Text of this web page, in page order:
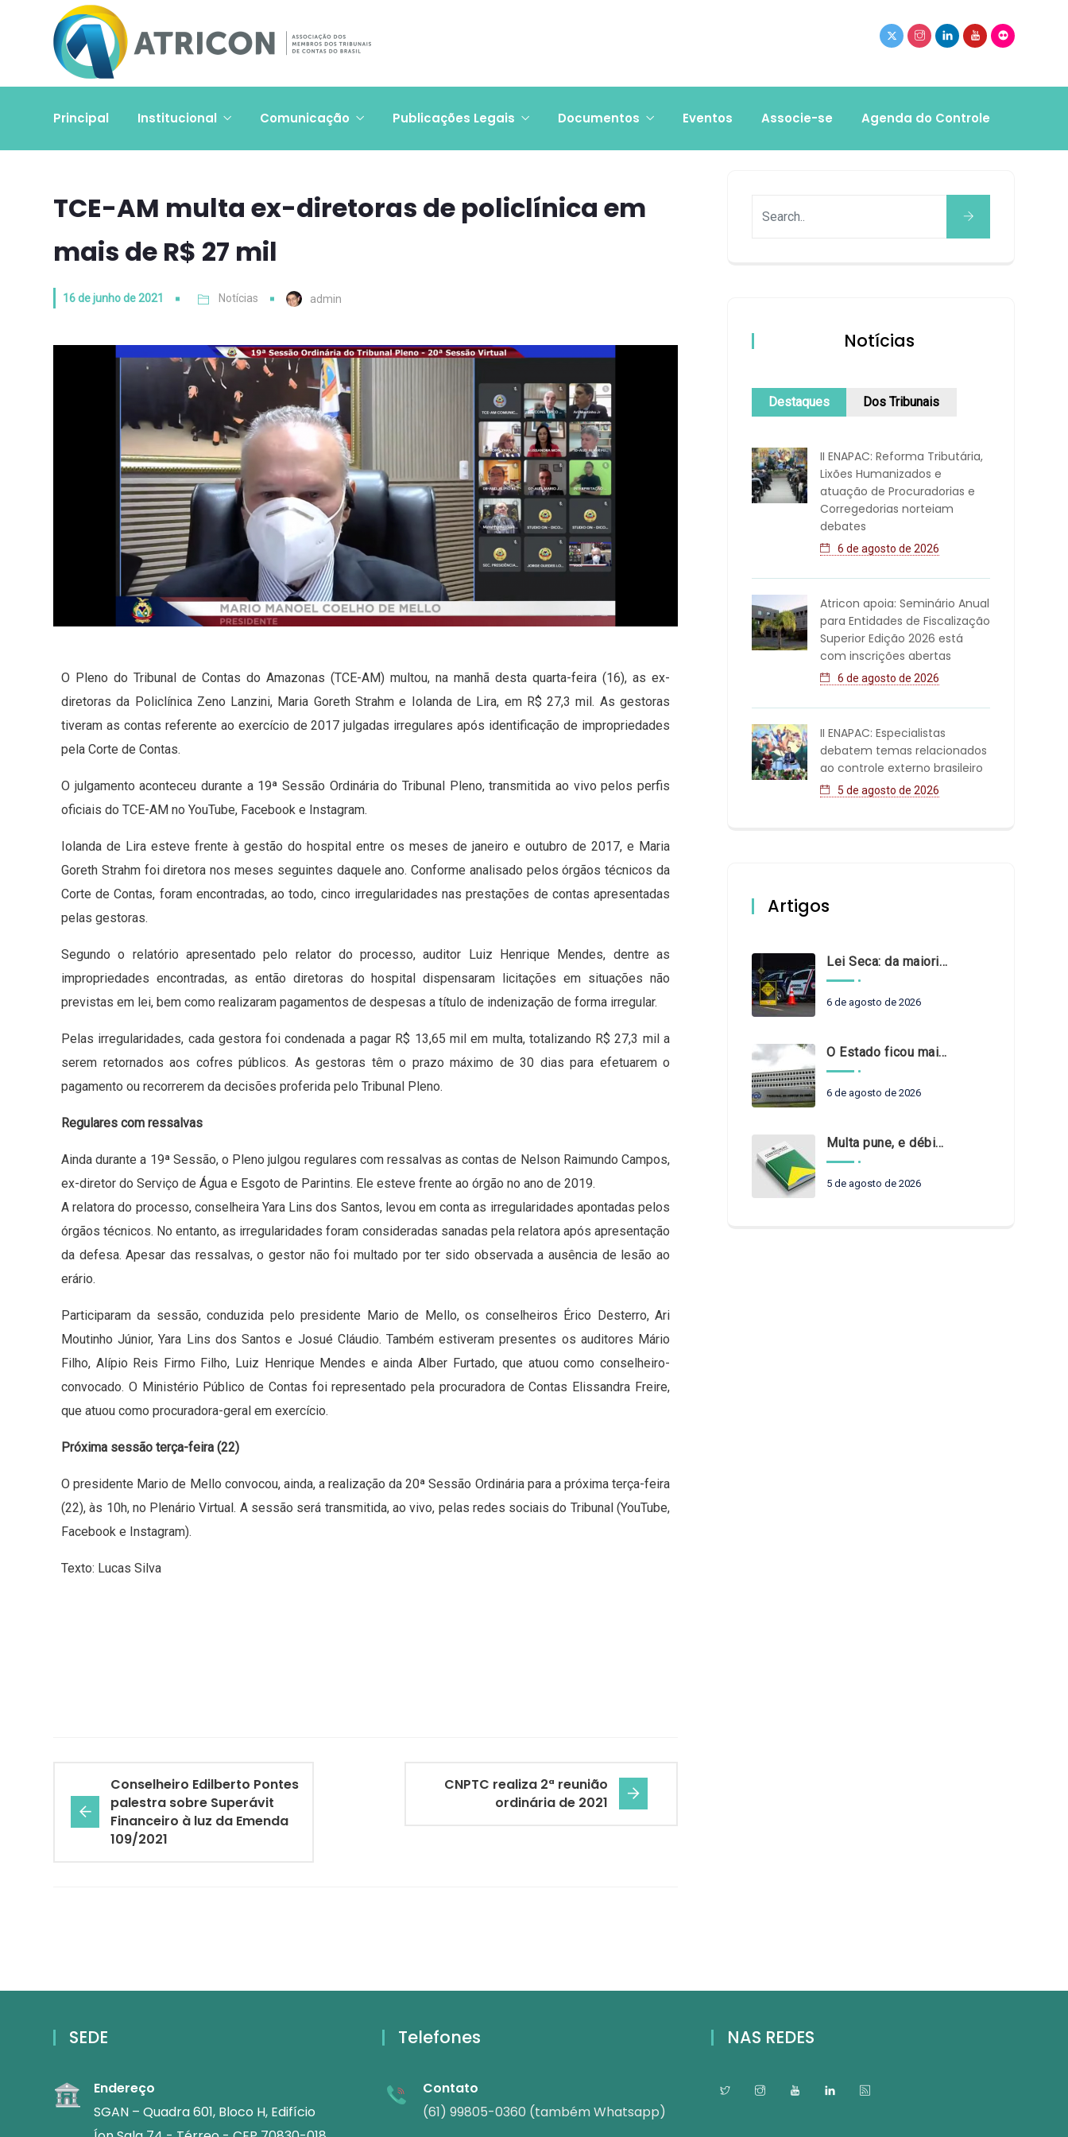
Principal Institucional Comunicação Publicações Legais Documentos Eventos Associe-se Agenda do Controle
TCE-AM multa ex-diretoras de policlínica em
mais de R$ 27 mil
16 de junho de 2021 Notícias admin
O Pleno do Tribunal de Contas do Amazonas (TCE-AM) multou, na manhã desta quarta-feira (16), as ex-
diretoras da Policlínica Zeno Lanzini, Maria Goreth Strahm e Iolanda de Lira, em R$ 27,3 mil. As gestoras
tiveram as contas referente ao exercício de 2017 julgadas irregulares após identificação de impropriedades
pela Corte de Contas.
O julgamento aconteceu durante a 19ª Sessão Ordinária do Tribunal Pleno, transmitida ao vivo pelos perfis
oficiais do TCE-AM no YouTube, Facebook e Instagram.
Iolanda de Lira esteve frente à gestão do hospital entre os meses de janeiro e outubro de 2017, e Maria
Goreth Strahm foi diretora nos meses seguintes daquele ano. Conforme analisado pelos órgãos técnicos da
Corte de Contas, foram encontradas, ao todo, cinco irregularidades nas prestações de contas apresentadas
pelas gestoras.
Segundo o relatório apresentado pelo relator do processo, auditor Luiz Henrique Mendes, dentre as
impropriedades encontradas, as então diretoras do hospital dispensaram licitações em situações não
previstas em lei, bem como realizaram pagamentos de despesas a título de indenização de forma irregular.
Pelas irregularidades, cada gestora foi condenada a pagar R$ 13,65 mil em multa, totalizando R$ 27,3 mil a
serem retornados aos cofres públicos. As gestoras têm o prazo máximo de 30 dias para efetuarem o
pagamento ou recorrerem da decisões proferida pelo Tribunal Pleno.
Regulares com ressalvas
Ainda durante a 19ª Sessão, o Pleno julgou regulares com ressalvas as contas de Nelson Raimundo Campos,
ex-diretor do Serviço de Água e Esgoto de Parintins. Ele esteve frente ao órgão no ano de 2019.
A relatora do processo, conselheira Yara Lins dos Santos, levou em conta as irregularidades apontadas pelos
órgãos técnicos. No entanto, as irregularidades foram consideradas sanadas pela relatora após apresentação
da defesa. Apesar das ressalvas, o gestor não foi multado por ter sido observada a ausência de lesão ao
erário.
Participaram da sessão, conduzida pelo presidente Mario de Mello, os conselheiros Érico Desterro, Ari
Moutinho Júnior, Yara Lins dos Santos e Josué Cláudio. Também estiveram presentes os auditores Mário
Filho, Alípio Reis Firmo Filho, Luiz Henrique Mendes e ainda Alber Furtado, que atuou como conselheiro-
convocado. O Ministério Público de Contas foi representado pela procuradora de Contas Elissandra Freire,
que atuou como procuradora-geral em exercício.
Próxima sessão terça-feira (22)
O presidente Mario de Mello convocou, ainda, a realização da 20ª Sessão Ordinária para a próxima terça-feira
(22), às 10h, no Plenário Virtual. A sessão será transmitida, ao vivo, pelas redes sociais do Tribunal (YouTube,
Facebook e Instagram).
Texto: Lucas Silva
Conselheiro Edilberto Pontes
palestra sobre Superávit
Financeiro à luz da Emenda
109/2021
CNPTC realiza 2ª reunião
ordinária de 2021
Notícias
Destaques Dos Tribunais
II ENAPAC: Reforma Tributária,
Lixões Humanizados e
atuação de Procuradorias e
Corregedorias norteiam
debates
6 de agosto de 2026
Atricon apoia: Seminário Anual
para Entidades de Fiscalização
Superior Edição 2026 está
com inscrições abertas
6 de agosto de 2026
II ENAPAC: Especialistas
debatem temas relacionados
ao controle externo brasileiro
5 de agosto de 2026
Artigos
Lei Seca: da maioridade à maturidade
6 de agosto de 2026
O Estado ficou mais complexo. O controle precisa acompanhar
6 de agosto de 2026
Multa pune, e débito recompõe. § 3º do art. 71 da Constituição: um problema de legística formal
5 de agosto de 2026
SEDE
Endereço
SGAN – Quadra 601, Bloco H, Edifício
Telefones
Contato
(61) 99805-0360 (também Whatsapp)
NAS REDES